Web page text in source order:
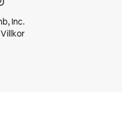
Inc.
Villkor